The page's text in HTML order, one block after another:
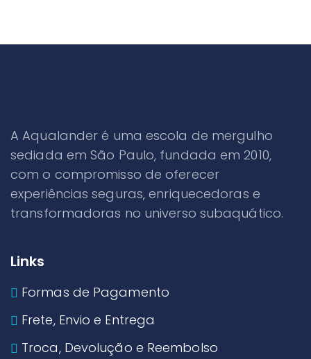
A Aqualander é uma escola de mergulho
sediada em São Paulo, fundada em 2010,
com o compromisso de oferecer
experiências seguras, enriquecedoras e
transformadoras no universo subaquático.
Links
Formas de Pagamento
Frete, Envio e Entrega
Troca, Devolução e Reembolso